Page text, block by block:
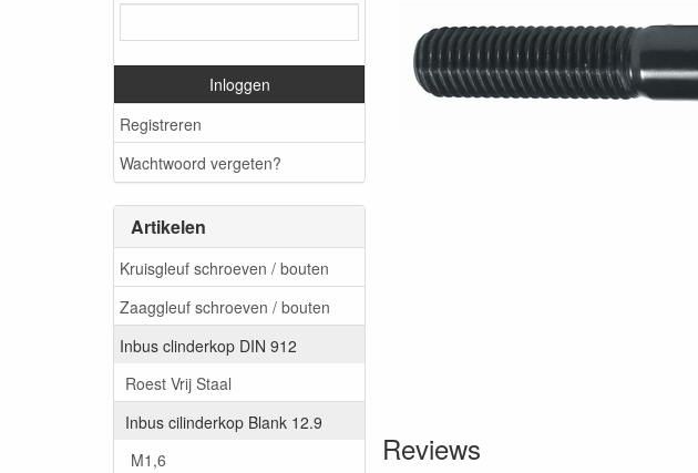
Inloggen
Registreren
Wachtwoord vergeten?
Artikelen
Kruisgleuf schroeven / bouten
Zaaggleuf schroeven / bouten
Inbus clinderkop DIN 912
Roest Vrij Staal
Inbus cilinderkop Blank 12.9
M1,6
Reviews